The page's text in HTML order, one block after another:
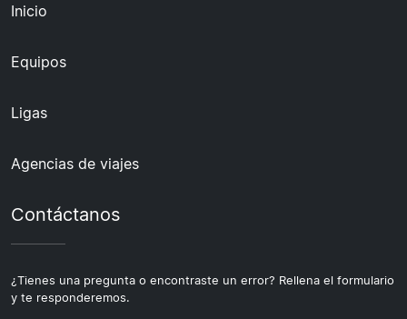
Inicio
Equipos
Ligas
Agencias de viajes
Contáctanos
¿Tienes una pregunta o encontraste un error? Rellena el formulario
y te responderemos.